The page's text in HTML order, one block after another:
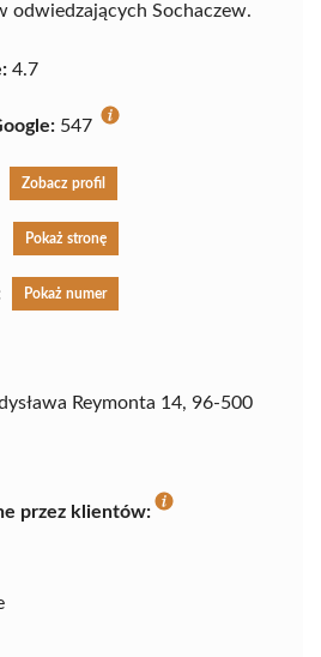
Sochaczew.
4.7
547
Zobacz profil
Pokaż stronę
Pokaż numer
Reymonta 14, 96-500
przez klientów: